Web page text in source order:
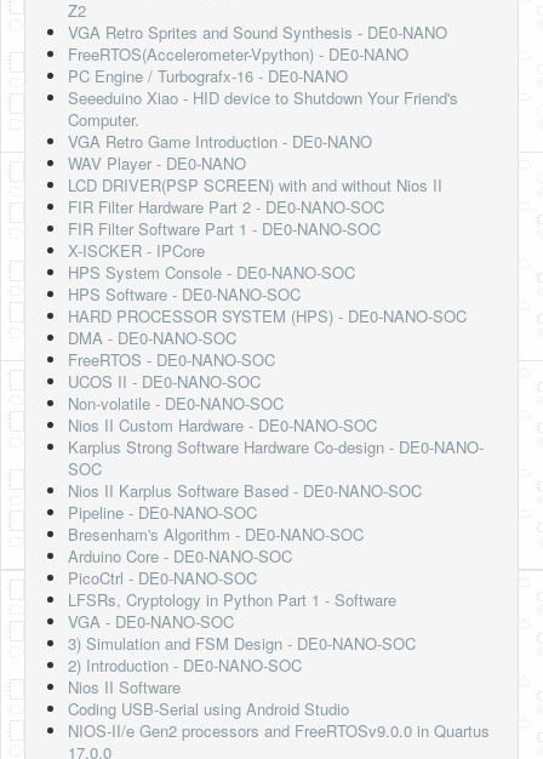
Z2
VGA Retro Sprites and Sound Synthesis - DE0-NANO
FreeRTOS(Accelerometer-Vpython) - DE0-NANO
PC Engine / Turbografx-16 - DE0-NANO
Seeeduino Xiao - HID device to Shutdown Your Friend's
Computer.
VGA Retro Game Introduction - DE0-NANO
WAV Player - DE0-NANO
LCD DRIVER(PSP SCREEN) with and without Nios II
FIR Filter Hardware Part 2 - DE0-NANO-SOC
FIR Filter Software Part 1 - DE0-NANO-SOC
X-ISCKER - IPCore
HPS System Console - DE0-NANO-SOC
HPS Software - DE0-NANO-SOC
HARD PROCESSOR SYSTEM (HPS) - DE0-NANO-SOC
DMA - DE0-NANO-SOC
FreeRTOS - DE0-NANO-SOC
UCOS II - DE0-NANO-SOC
Non-volatile - DE0-NANO-SOC
Nios II Custom Hardware - DE0-NANO-SOC
Karplus Strong Software Hardware Co-design - DE0-NANO-
SOC
Nios II Karplus Software Based - DE0-NANO-SOC
Pipeline - DE0-NANO-SOC
Bresenham's Algorithm - DE0-NANO-SOC
Arduino Core - DE0-NANO-SOC
PicoCtrl - DE0-NANO-SOC
LFSRs, Cryptology in Python Part 1 - Software
VGA - DE0-NANO-SOC
3) Simulation and FSM Design - DE0-NANO-SOC
2) Introduction - DE0-NANO-SOC
Nios II Software
Coding USB-Serial using Android Studio
NIOS-II/e Gen2 processors and FreeRTOSv9.0.0 in Quartus
17.0.0